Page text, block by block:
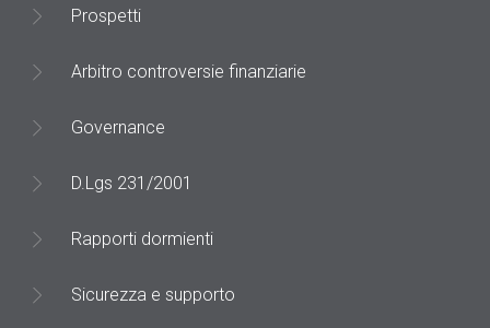
Prospetti
Arbitro controversie finanziarie
Governance
D.Lgs 231/2001
Rapporti dormienti
Sicurezza e supporto